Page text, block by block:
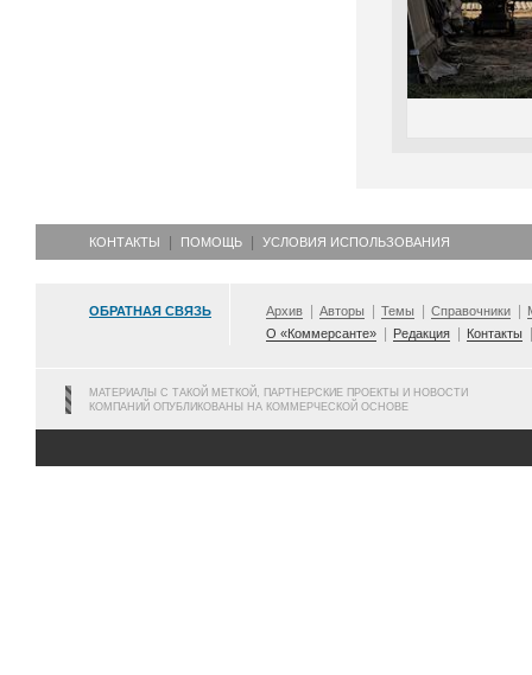
КОНТАКТЫ ПОМОЩЬ УСЛОВИЯ ИСПОЛЬЗОВАНИЯ
ОБРАТНАЯ СВЯЗЬ Архив Авторы Темы Справочники
О «Коммерсанте»
Редакция Контакты
МАТЕРИАЛЫ С ТАКОЙ МЕТКОЙ, ПАРТНЕРСКИЕ ПРОЕКТЫ И НОВОСТИ
КОМПАНИЙ ОПУБЛИКОВАНЫ НА КОММЕРЧЕСКОЙ ОСНОВЕ